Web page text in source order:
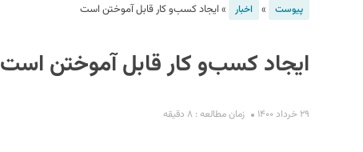
پیوست » اخبار » ایجاد کسب‌و‌‌ کار قابل آموختن است
ایجاد کسب‌و‌‌ کار قابل آموختن است
۲۹ خرداد ۱۴۰۰ زمان مطالعه : ۸ دقیقه